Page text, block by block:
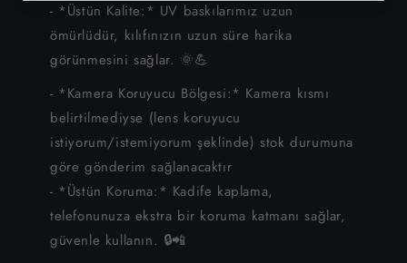
iPhone 7
iPhone 6S
iPhone 6
iPhone SE
- *Üstün Kalite:* UV baskılarımız uzun
ömürlüdür, kılıfınızın uzun süre harika
görünmesini sağlar. 🌞💪
- *Kamera Koruyucu Bölgesi:* Kamera kısmı
belirtilmediyse (lens koruyucu
istiyorum/istemiyorum şeklinde) stok durumuna
göre gönderim sağlanacaktır
- *Üstün Koruma:* Kadife kaplama,
telefonunuza ekstra bir koruma katmanı sağlar,
güvenle kullanın. 🔒📲